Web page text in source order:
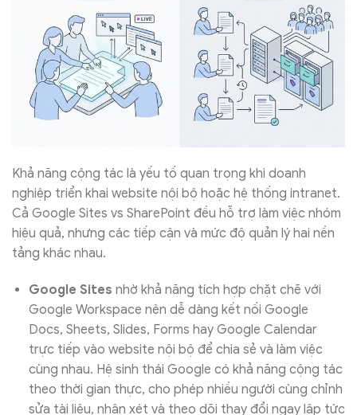
Khả năng cộng tác là yếu tố quan trọng khi doanh
nghiệp triển khai website nội bộ hoặc hệ thống intranet.
Cả Google Sites vs SharePoint đều hỗ trợ làm việc nhóm
hiệu quả, nhưng các tiếp cận và mức độ quản lý hai nền
tảng khác nhau.
Google Sites nhờ khả năng tích hợp chặt chẽ với
Google Workspace nên dễ dàng kết nối Google
Docs, Sheets, Slides, Forms hay Google Calendar
trực tiếp vào website nội bộ để chia sẻ và làm việc
cùng nhau. Hệ sinh thái Google có khả năng cộng tác
theo thời gian thực, cho phép nhiều người cùng chỉnh
sửa tài liệu, nhận xét và theo dõi thay đổi ngay lập tức